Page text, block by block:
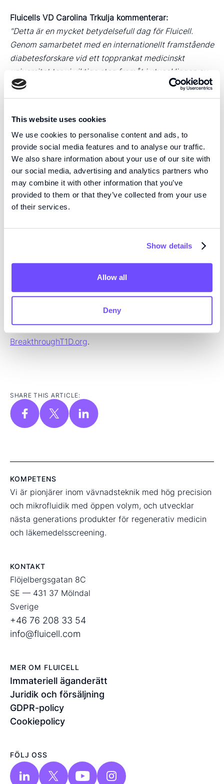
This website uses cookies
We use cookies to personalise content and ads, to
provide social media features and to analyse our traffic.
We also share information about your use of our site with
our social media, advertising and analytics partners who
may combine it with other information that you’ve
provided to them or that they’ve collected from your use
of their services.
Show details
Allow all
Deny
Fluicells VD Carolina Trkulja kommenterar:
"Detta är en mycket betydelsefull dag för Fluicell.
Genom samarbetet med en internationellt framstående
diabetesforskare vid ett topprankat medicinskt
universitet tar vi viktiga steg framåt i utvecklingen av
vårt diabetesprogram. Att samarbetet dessutom
stöttas av den världsledande organisationen
bekräftelse på potentialen i Fluicells plattformsteknik.
Fluicells målsättning är att skapa banbrytande nya
behandlingslösningar för typ 1-diabetes och genom
detta samarbete tar vi viktiga steg mot det målet.”
Om Breakthrough T1D
Som den ledande globala forsknings- och
diabetes bättre samtidigt som de strävar efter
mest lovande forskningen, förespråka framsteg
frågor som påverkar T1D-samhället och hjälpa till att
utbilda och stärka individer som står inför detta
tillstånd. För mer information, besök
BreakthroughT1D.org.
SHARE THIS ARTICLE:
KOMPETENS
Vi är pionjärer inom vävnadsteknik med hög precision
och mikrofluidik med öppen volym, och utvecklar
nästa generations produkter för regenerativ medicin
och läkemedelsscreening.
KONTAKT
Flöjelbergsgatan 8C
SE — 431 37 Mölndal
Sverige
+46 76 208 33 54
info@fluicell.com
MER OM FLUICELL
Immateriell äganderätt
Juridik och försäljning
GDPR-policy
Cookiepolicy
FÖLJ OSS